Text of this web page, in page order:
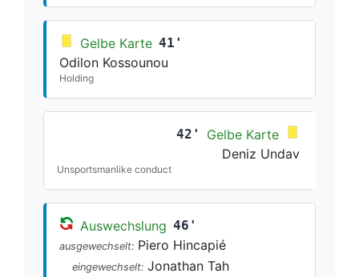
Gelbe Karte 41'
Odilon Kossounou
Holding
42'
Gelbe Karte
Deniz Undav
Unsportsmanlike conduct
Auswechslung 46'
ausgewechselt: Piero Hincapié
eingewechselt: Jonathan Tah